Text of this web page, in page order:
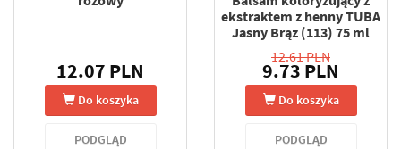
12.07 PLN
Do koszyka
PODGLĄD
ekstraktem z henny TUBA
Jasny Brąz (113) 75 ml
12.61 PLN
9.73 PLN
Do koszyka
PODGLĄD